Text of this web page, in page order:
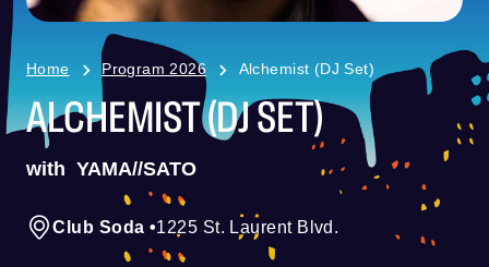
Home Program 2026 Alchemist (DJ Set)
ALCHEMIST (DJ SET)
with YAMA//SATO
Club Soda •1225 St. Laurent Blvd.